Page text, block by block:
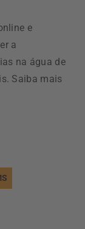
e
a
na água de
Saiba mais